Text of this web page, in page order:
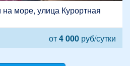
море, улица Курортная
от4 000 руб/сутки